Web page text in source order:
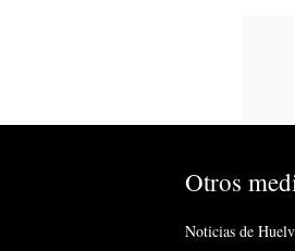
Otros
Noticias de